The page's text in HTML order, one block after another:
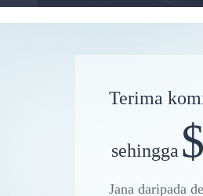
Terima
sehingga
Jana daripada